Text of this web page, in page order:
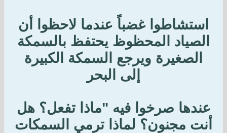
استشاطوا غضباً عندما لاحظوا أن
الصياد المحظوظ يحتفظ بالسمكة
الصغيرة ويرجع السمكة الكبيرة
إلى البحر
عندها صرخوا فيه "ماذا تفعل؟ هل
أنت مجنون؟ لماذا ترمي السمكات